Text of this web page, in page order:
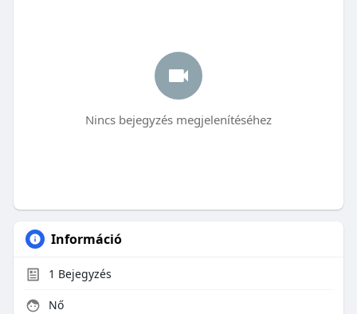
Nincs bejegyzés megjelenítéséhez
Információ
1 Bejegyzés
Nő